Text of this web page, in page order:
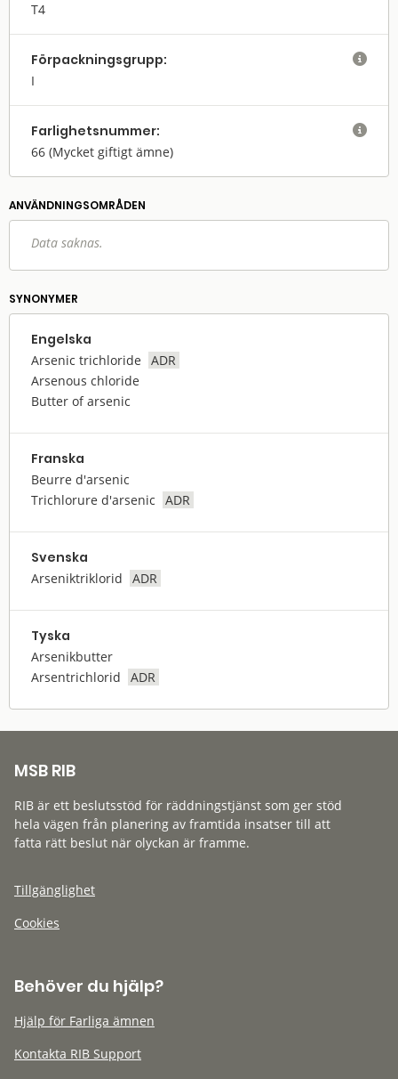
T4
Förpack­nings­grupp:
I

Farlighets­nummer:
66 (Mycket giftigt ämne)

ANVÄNDNINGS­OMRÅDEN
Data saknas.
SYNONYMER
Engelska
Arsenic trichloride
ADR
Arsenous chloride
Butter of arsenic
Franska
Beurre d'arsenic
Trichlorure d'arsenic
ADR
Svenska
Arseniktriklorid ADR
Tyska
Arsenikbutter
Arsentrichlorid
ADR
MSB RIB
RIB är ett beslutsstöd för räddningstjänst som ger stöd
hela vägen från planering av framtida insatser till att
fatta rätt beslut när olyckan är framme.
Tillgänglighet
Cookies
Behöver du hjälp?
Hjälp för Farliga ämnen
Kontakta RIB Support